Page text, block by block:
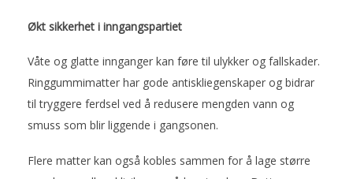
Økt sikkerhet i inngangspartiet
Våte og glatte innganger kan føre til ulykker og fallskader.
Ringgummimatter har gode antiskliegenskaper og bidrar
til tryggere ferdsel ved å redusere mengden vann og
smuss som blir liggende i gangsonen.
Flere matter kan også kobles sammen for å lage større